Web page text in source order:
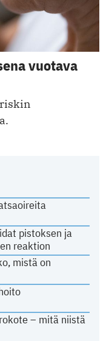
vuotava
pistoksen ja
reaktion
mistä on
– mitä niistä